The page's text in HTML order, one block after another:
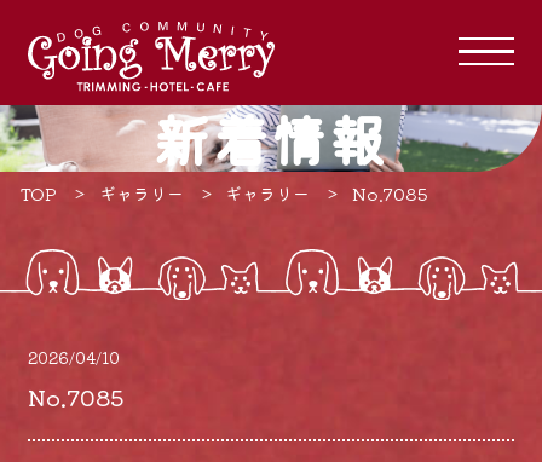
新着情報
TOP ギャラリー ギャラリー No.7085
2026/04/10
No.7085